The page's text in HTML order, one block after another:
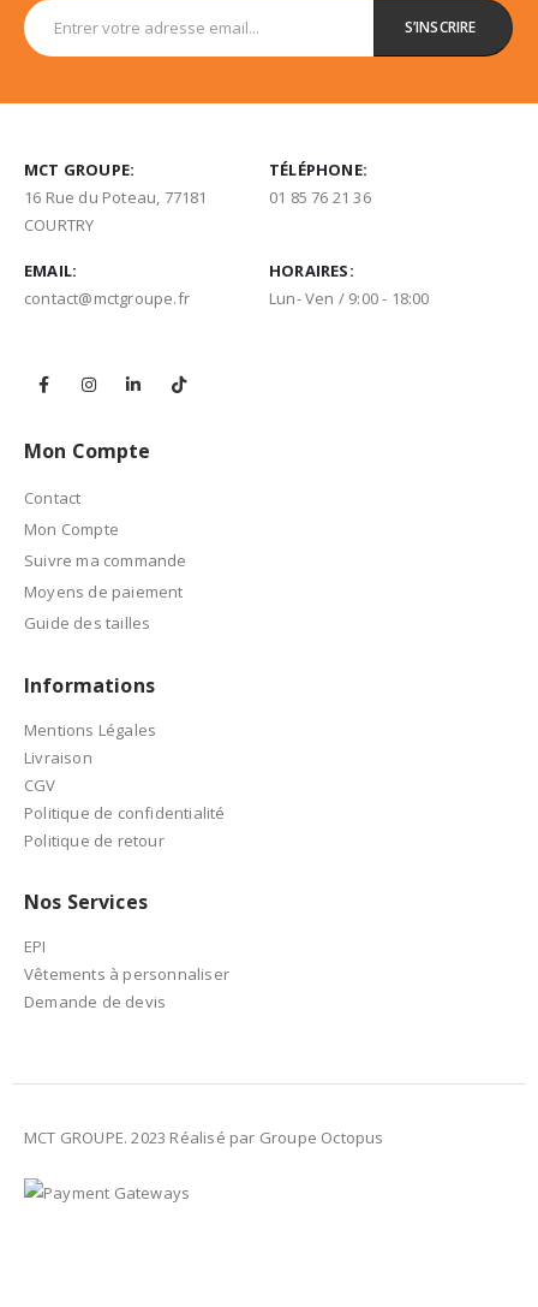
MCT GROUPE:
16 Rue du Poteau, 77181
COURTRY
TÉLÉPHONE:
01 85 76 21 36
EMAIL:
contact@mctgroupe.fr
HORAIRES:
Lun- Ven / 9:00 - 18:00
Mon Compte
Contact
Mon Compte
Suivre ma commande
Moyens de paiement
Guide des tailles
Informations
Mentions Légales
Livraison
CGV
Politique de confidentialité
Politique de retour
Nos Services
EPI
Vêtements à personnaliser
Demande de devis
MCT GROUPE. 2023 Réalisé par Groupe Octopus